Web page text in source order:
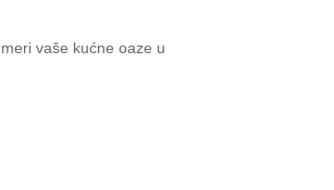
vaše kućne oaze u